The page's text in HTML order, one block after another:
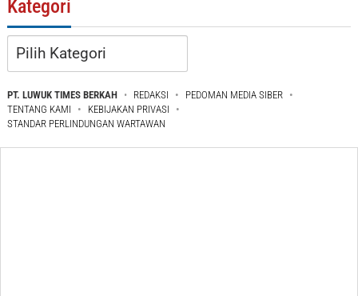
Kategori
Kategori
PT. LUWUK TIMES BERKAH REDAKSI
PEDOMAN MEDIA SIBER
TENTANG KAMI
KEBIJAKAN PRIVASI
STANDAR PERLINDUNGAN WARTAWAN